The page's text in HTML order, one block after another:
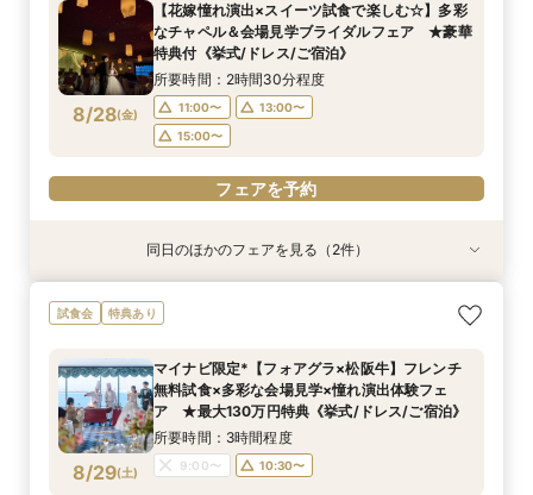
8/27 木)
所要時間：2時間30分程度
11:00〜
13:00〜
15:00〜
フェアを予約
8/27 木)
11:00〜 15:00〜
フェアを予約
8/28(金)
【花嫁憧れ演出×スイーツ試食で楽しむ☆】多彩
なチャペル＆会場見学ブライダルフェア ★豪華
特典付《挙式/ドレス/ご宿泊》
所要時間：2時間30分程度
11:00〜
13:00〜
15:00〜
フェアを予約
特典あり
8/28(金)
【しっかりお見積り比較×何でも相談】安心ブラ
イダル相談会 ★豪華特典付（挙式/ドレス/ご宿
所要時間：2時間30分程度
11:00〜
13:00〜
15:00〜
特典あり
8/28(金)
【最短1ヶ月の準備OK☆】少人数ウエディング相
談フェア（10名/57万円～）
11:00〜 15:00〜
フェアを予約
同日のほかのフェアを見る（2件）
試食会 特典あり
8/29(土)
マイナビ限定*【フォアグラ×松阪牛】フレンチ
無料試食×多彩な会場見学×憧れ演出体験フェ
ア ★最大130万円特典《挙式/ドレス/ご宿泊》
所要時間：3時間程度
9:00〜 10:30〜